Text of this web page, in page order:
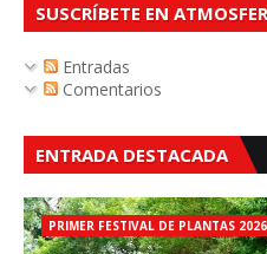
SUSCRÍBETE EN
Entradas
Comentarios
ENTRADA DESTACADA
PRIMER FESTIVAL DE PLANTAS 2026